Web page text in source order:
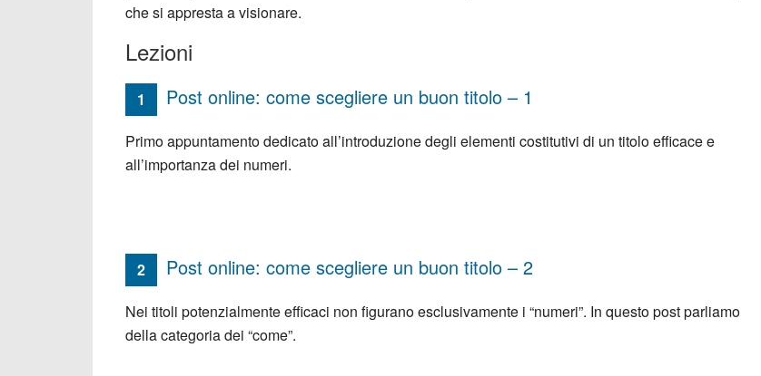
che si appresta a visionare.
Lezioni
1 Post online: come scegliere un buon titolo – 1
Primo appuntamento dedicato all’introduzione degli elementi costitutivi di un titolo efficace e
all’importanza dei numeri.
2 Post online: come scegliere un buon titolo – 2
Nei titoli potenzialmente efficaci non figurano esclusivamente i “numeri”. In questo post parliamo
della categoria dei “come”.